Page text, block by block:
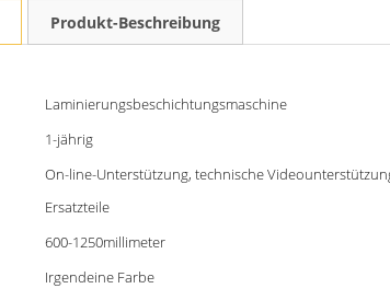
Produkt-Beschreibung
Laminierungsbeschichtungsmaschine
1-jährig
On-line-Unterstützung, technische
Ersatzteile
600-1250millimeter
Irgendeine Farbe